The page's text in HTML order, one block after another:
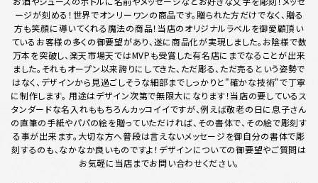
ージが刻める！世界でオンリーワンの商品です。贈られた方だけでなく、贈る
方も笑顔に導いてくれる魔法の商品！当店のオリジナルラベルを御愛顧頂い
ているお客様の多くの御要望があり、遂に商品化が実現しました。お陰様で数
万本を突破し、楽天市場天ではMVPも受賞した有名店にまでなることが出来
ました。それもオープン以来誇りにしてきた、ただ彫る、ただ売るという姿勢で
はなく、デザインから見過ごしそうな細部までしっかりと"確かな技術"で丁寧
に制作します。 用途はデザイン次第で無限大になります！当店の要しているス
タンダードな名入れももちろんカッコイイですが、例えば敬老の日に息子さん
の直筆の手紙やパパの絵を贈っていただければ、その書体で、その絵で彫刻す
る事が出来ます。大切な方へ普段は言えないメッセージを御自分の書体で彫
刻するのも、なかなか良いものですよ！デザインについての御要望やご質問は
お気軽に当店までお問い合わせください。